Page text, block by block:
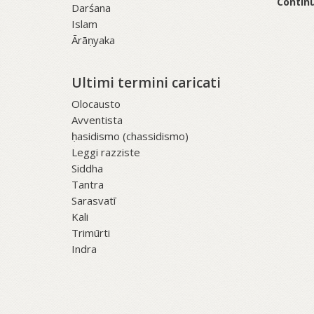
Darśana
Islam
Ārāṇyaka
Ultimi termini caricati
Olocausto
Avventista
ḥasidismo (chassidismo)
Leggi razziste
Siddha
Tantra
Sarasvatī
Kali
Trimūrti
Indra